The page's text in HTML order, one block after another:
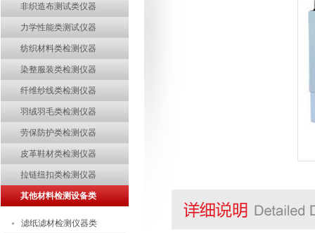
热烈欢迎ISO9000质量管理体系认证专家组莅临指导
热烈祝贺中共温州市际高检测仪器有限公司党支部成立暨第一次党员大会
助力企业品牌建设—际高仪器新展示厅正式投入使用
温州际高2015精英拓展训练成功举行
非织造布测试类仪器
力学性能类测试仪器
纺织材料类检测仪器
染整服装类检测仪器
纤维纱线类检测仪器
羽绒羽毛类检测仪器
劳保防护类检测仪器
皮革鞋材类检测仪器
拉链纽扣类检测仪器
其他材料检测设备类
滤纸滤材检测仪器类